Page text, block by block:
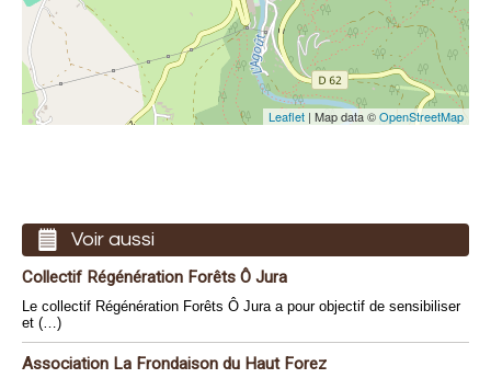
Leaflet | Map data ©OpenStreetMap
Voir aussi
Collectif Régénération Forêts Ô Jura
Le collectif Régénération Forêts Ô Jura a pour objectif de sensibiliser
et (…)
Association La Frondaison du Haut Forez